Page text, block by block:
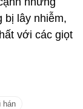
bị lây nhiễm,
với các giọt
hán